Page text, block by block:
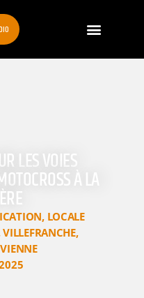
LES VOIES
À LA
, LOCALE
VILLEFRANCHE,
VIENNE